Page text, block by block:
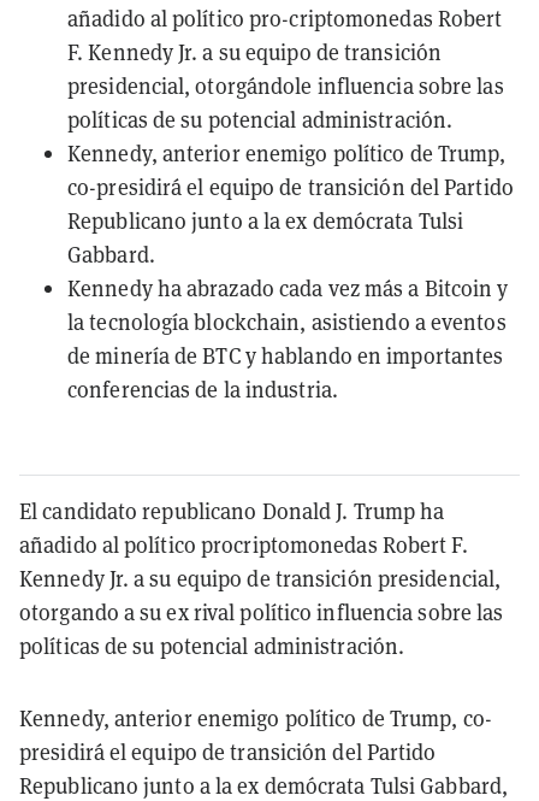
añadido al político pro-criptomonedas Robert
F. Kennedy Jr. a su equipo de transición
presidencial, otorgándole influencia sobre las
políticas de su potencial administración.
Kennedy, anterior enemigo político de Trump,
co-presidirá el equipo de transición del Partido
Republicano junto a la ex demócrata Tulsi
Gabbard.
Kennedy ha abrazado cada vez más a Bitcoin y
la tecnología blockchain, asistiendo a eventos
de minería de BTC y hablando en importantes
conferencias de la industria.
El candidato republicano Donald J. Trump ha
añadido al político procriptomonedas Robert F.
Kennedy Jr. a su equipo de transición presidencial,
otorgando a su ex rival político influencia sobre las
políticas de su potencial administración.
Kennedy, anterior enemigo político de Trump, co-
presidirá el equipo de transición del Partido
Republicano junto a la ex demócrata Tulsi Gabbard,